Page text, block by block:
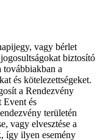
vagy bérlet
biztosító
továbbiakban a
és kötelezettségeket.
a Rendezvény
Event és
területén
vagy elvesztése a
így ilyen esemény